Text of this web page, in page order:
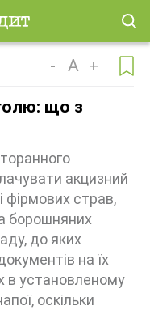
- A +
що з
акцизний
фірмових страв,
борошняних
до яких
на їх
в установленому
оскільки